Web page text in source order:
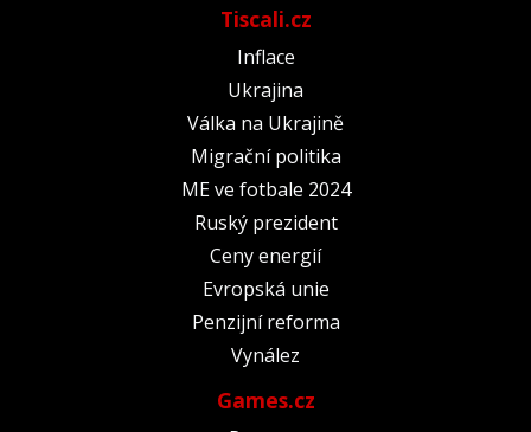
Tiscali.cz
Inflace
Ukrajina
Válka na Ukrajině
Migrační politika
ME ve fotbale 2024
Ruský prezident
Ceny energií
Evropská unie
Penzijní reforma
Vynález
Games.cz